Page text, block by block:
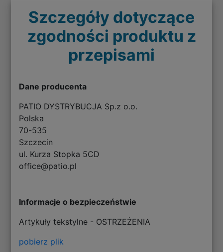
Szczegóły dotyczące
zgodności produktu z
przepisami
Dane producenta
PATIO DYSTRYBUCJA Sp.z o.o.
Polska
70-535
Szczecin
ul. Kurza Stopka 5CD
office@patio.pl
Informacje o bezpieczeństwie
Artykuły tekstylne - OSTRZEŻENIA
pobierz plik